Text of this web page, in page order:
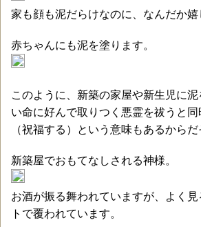
家も顔も泥だらけなのに、なんだか嬉
赤ちゃんにも泥を塗ります。
このように、新築の家屋や新生児に
い命に好んで取りつく悪霊を祓うと
（祝福する）という意味もあるからだ
新築屋でおもてなしされる神様。
お酒が振る舞われていますが、よく
トで覆われています。